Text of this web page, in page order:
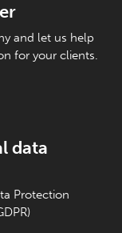
and let us help
for your clients.
data
Protection